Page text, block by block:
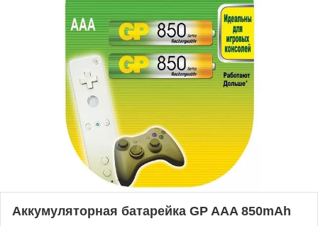
Аккумуляторная батарейка GP AAA 850mAh